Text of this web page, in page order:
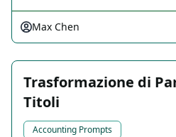
Max Chen
Trasformazione di
Titoli
Accounting Prompts